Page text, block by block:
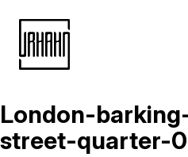
Naar
inhoud
London-
street-quarter-